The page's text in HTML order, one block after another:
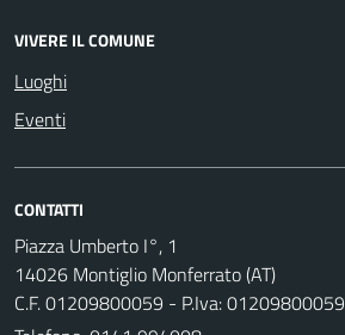
VIVERE IL COMUNE
Luoghi
Eventi
CONTATTI
Piazza Umberto I°, 1
14026 Montiglio Monferrato (AT)
C.F. 01209800059 - P.Iva: 01209800059